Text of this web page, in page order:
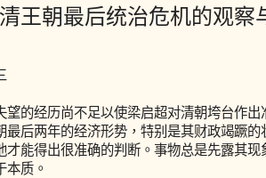
王朝最后统治危机的观察
的经历尚不足以使梁启超对清朝垮台作出
最后两年的经济形势，特别是其财政竭蹶
才能得出很准确的判断。事物总是先露其
本质。